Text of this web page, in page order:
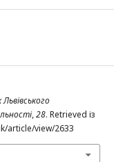
Львівського
,28. Retrieved із
article/view/2633